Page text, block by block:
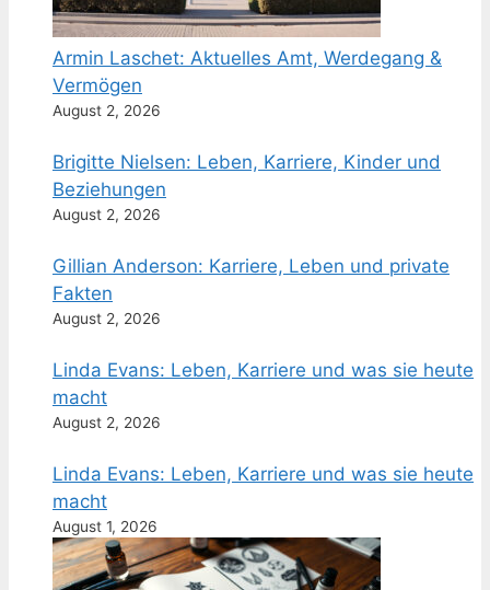
Armin Laschet: Aktuelles Amt, Werdegang &
Vermögen
August 2, 2026
Brigitte Nielsen: Leben, Karriere, Kinder und
Beziehungen
August 2, 2026
Gillian Anderson: Karriere, Leben und private
Fakten
August 2, 2026
Linda Evans: Leben, Karriere und was sie heute
macht
August 2, 2026
Linda Evans: Leben, Karriere und was sie heute
macht
August 1, 2026